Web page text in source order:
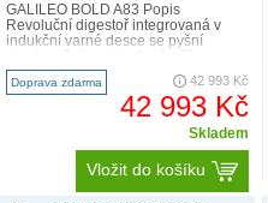
GALILEO BOLD A83 Popis
Revoluční digestoř integrovaná v
indukční varné desce se pyšní
neviditelná, nebude vám překážet ..
Doprava zdarma 42 993 Kč
42 993 Kč
Skladem
Vložit do košíku